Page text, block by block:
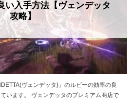
い入手方法【ヴェンデッタ
攻略】
ヴェンデッタ)」のルビーの効率の良
います。 ヴェンデッタのプレミアム商店で